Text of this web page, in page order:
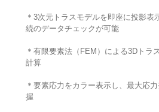
＊3次元トラスモデルを即座に投影表
続のデータチェックが可能
＊有限要素法（FEM）による3Dトラ
計算
＊要素応力をカラー表示し、最大応
握